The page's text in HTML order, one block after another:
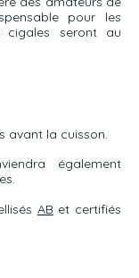
pour les
cigales seront au
avant la cuisson.
également
AB et certifiés